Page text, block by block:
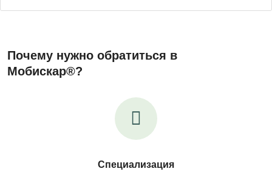
Почему нужно обратиться в
Мобискар®?
Специализация